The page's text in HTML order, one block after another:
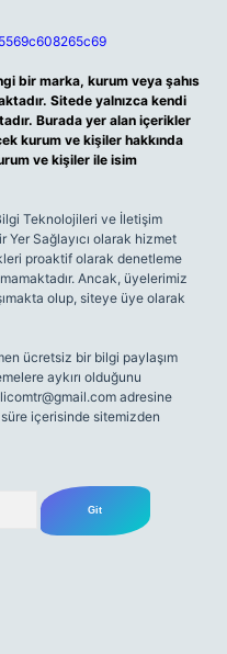
bir marka, kurum veya şahıs
Sitede yalnızca kendi
Burada yer alan içerikler
kurum ve kişiler hakkında
ve kişiler ile isim
Teknolojileri ve İletişim
Yer Sağlayıcı olarak hizmet
proaktif olarak denetleme
Ancak, üyelerimiz
olup, siteye üye olarak
ücretsiz bir bilgi paylaşım
aykırı olduğunu
adresine
içerisinde sitemizden